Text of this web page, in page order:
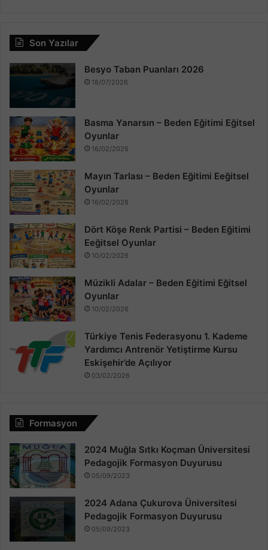
Son Yazılar
Besyo Taban Puanları 2026
18/07/2026
Basma Yanarsın – Beden Eğitimi Eğitsel
Oyunlar
16/02/2026
Mayın Tarlası – Beden Eğitimi Eeğitsel
Oyunlar
16/02/2026
Dört Köşe Renk Partisi – Beden Eğitimi
Eeğitsel Oyunlar
10/02/2026
Müzikli Adalar – Beden Eğitimi Eğitsel
Oyunlar
10/02/2026
Türkiye Tenis Federasyonu 1. Kademe
Yardımcı Antrenör Yetiştirme Kursu
Eskişehir’de Açılıyor
03/02/2026
Formasyon
2024 Muğla Sıtkı Koçman Üniversitesi
Pedagojik Formasyon Duyurusu
05/09/2023
2024 Adana Çukurova Üniversitesi
Pedagojik Formasyon Duyurusu
05/09/2023